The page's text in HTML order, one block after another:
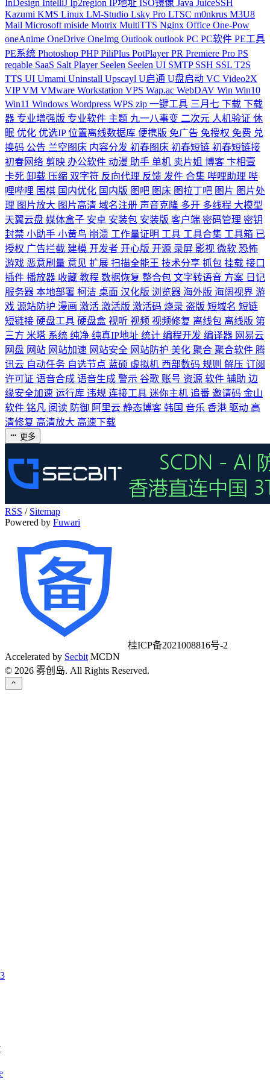
InDesign IntelliJ Ip2region IP地址 ISO镜像 Java JuiceSSH
Kazumi KMS Linux LM-Studio Lsky Pro LTSC m0nkrus M3U8
Mail Microsoft miside Motrix MultiTTS Nginx Office One-Pow
oneAnime OneDrive OneImg Outlook outlook PC PC软件 PE工具
PE系统 Photoshop PHPPiliPlus PotPlayerPR Premiere Pro PS
reqable SaaS Salt Player Seelen Seelen UI SMTP SSH SSL T2S
TTS UI Umami Uninstall Upscayl U启通 U盘启动 VC Video2X
VIPVM VMware Workstation VPS Wap.ac WebDAV Win Win10
Win11 Windows Wordpress WPS zip 一键工具 三月七 下载 下载
器 专业增强版 专业软件 主题 九一八事变 二次元 人机验证 休
眠 优化 优选IP位置离线数据库 便携版 免广告 免授权 免费 兑
换码 公告 兰空图床 内容分发 初春图床 初春短链 初春短链接
初春网络 剪映 办公软件 动漫 助手 单机 卖片姐 博客 卞相壹
卡死 卸载 压缩 双字符 反向代理 反馈 发件 合集 哔哩助理 哔
哩哔哩 围棋 国内优化 国内版 图吧 图床 图拉丁吧 图片 图片处
理 图片放大 图片高清 域名注册 声音克隆 多开 多线程 大模型
天翼云盘 媒体盒子 安卓 安装包 安装版 客户端 密码管理 密钥
封禁 小助手 小黄鸟 崩溃 工作量证明 工具 工具合集 工具箱 已
授权 广告拦截 建模 开发者 开心版 开源 录屏 影视 微软 恐怖
游戏 恶意刷量 意见 扩展 扫描全能王 技术分享 抓包 挂载 接口
插件 播放器 收藏 教程 数据恢复 整合包 文字转语音 方案 日记
服务器 本地部署 柯洁 桌面 汉化版 浏览器 海外版 海阔视界 游
戏 源站防护 漫画 激活 激活版 激活码 烧录 盗版 短域名 短链
短链接 硬盘工具 硬盘盒 视听 视频 视频修复 离线包 离线版 第
三方 米塔 系统 纯净 纯真IP地址 统计 编程开发 编译器 网易云
网盘 网站 网站加速 网站安全 网站防护 美化 聚合 聚合软件 腾
讯云 自动任务 自选节点 蓝硕 虚拟机 西部数码 规则 解压 订阅
许可证 语音合成 语音生成 警示 谷歌 账号 资源 软件 辅助 边
缘安全加速 运行库 违规 连接工具 迷你主机 追番 邀请码 金山
软件 铭凡 阅读 防御 阿里云 静态博客 韩国 音乐 香港 驱动 高
清修复 高清放大 高速下载
更多
RSS / Sitemap
Powered by Fuwari
桂ICP备2021008816号-2
Accelerated by Secbit MCDN
© 2026 雾创岛. All Rights Reserved.